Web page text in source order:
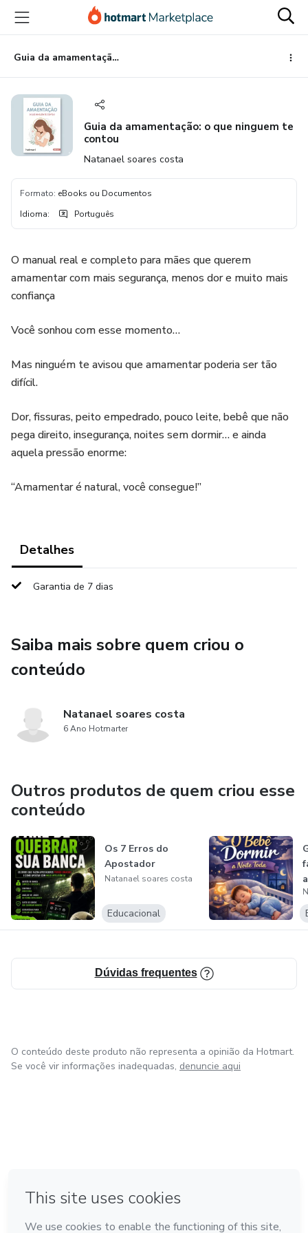
para
conteúdo
principal
para
pagamento
para
rodapé
Guia da amamentação: o que ninguem te contou
Guia da amamentação: o que ninguem te
contou
Natanael soares costa
Formato: eBooks ou Documentos
Idioma: Português
O manual real e completo para mães que querem
amamentar com mais segurança, menos dor e muito mais
confiança
Você sonhou com esse momento…
Mas ninguém te avisou que amamentar poderia ser tão
difícil.
Dor, fissuras, peito empedrado, pouco leite, bebê que não
pega direito, insegurança, noites sem dormir… e ainda
aquela pressão enorme:
“Amamentar é natural, você consegue!”
Detalhes
Garantia de 7 dias
Saiba mais sobre quem criou o
conteúdo
Natanael soares costa
6 Ano Hotmarter
Outros produtos de quem criou esse
conteúdo
Os 7 Erros do
Apostador
Natanael soares costa
Educacional
Dúvidas frequentes
O conteúdo deste produto não representa a opinião da Hotmart.
Se você vir informações inadequadas, denuncie aqui
Feito com ❤ em Bogotá